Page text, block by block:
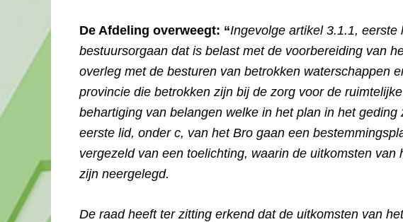
De Afdeling overweegt: “Ingevolge artikel 3.1.1,
bestuursorgaan dat is belast met de voorbereiding van
overleg met de besturen van betrokken waterschappen
provincie die betrokken zijn bij de zorg voor de
behartiging van belangen welke in het plan in het geding
eerste lid, onder c, van het Bro gaan een
vergezeld van een toelichting, waarin de uitkomsten
zijn neergelegd.
De raad heeft ter zitting erkend dat de uitkomsten van